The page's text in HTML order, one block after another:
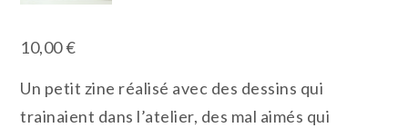
10,00€
Un petit zine réalisé avec des dessins qui
trainaient dans l’atelier, des mal aimés qui